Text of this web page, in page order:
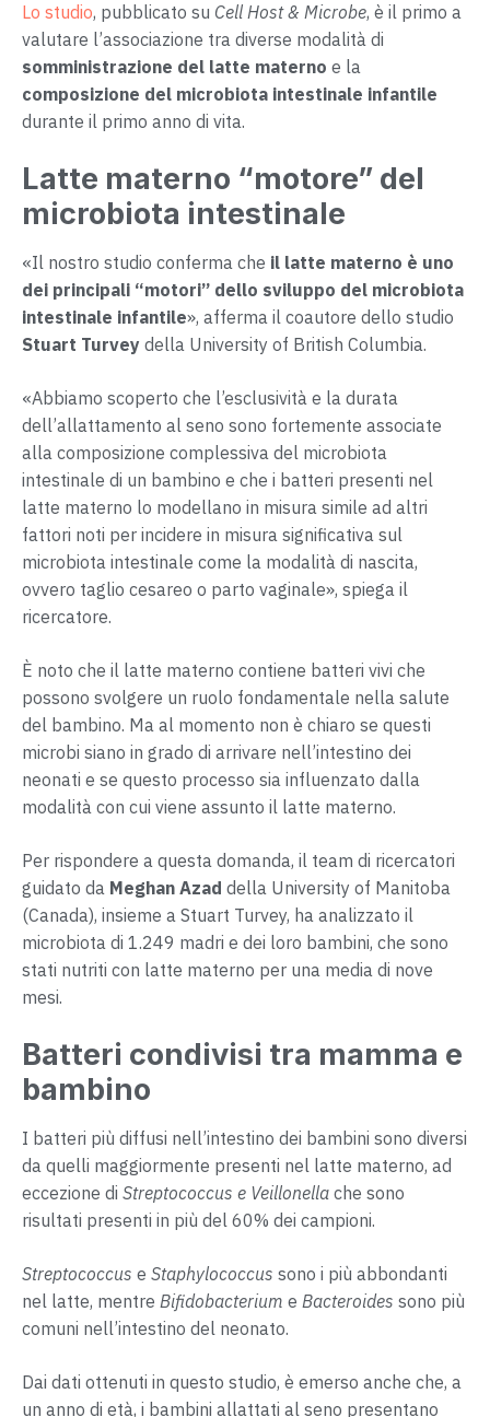
Lo studio, pubblicato su Cell Host & Microbe, è il primo a
valutare l’associazione tra diverse modalità di
somministrazione del latte materno e la
composizione del microbiota intestinale infantile
durante il primo anno di vita.
Latte materno “motore” del
microbiota intestinale
«Il nostro studio conferma che il latte materno è uno
dei principali “motori” dello sviluppo del microbiota
intestinale infantile», afferma il coautore dello studio
Stuart Turvey della University of British Columbia.
«Abbiamo scoperto che l’esclusività e la durata
dell’allattamento al seno sono fortemente associate
alla composizione complessiva del microbiota
intestinale di un bambino e che i batteri presenti nel
latte materno lo modellano in misura simile ad altri
fattori noti per incidere in misura significativa sul
microbiota intestinale come la modalità di nascita,
ovvero taglio cesareo o parto vaginale», spiega il
ricercatore.
È noto che il latte materno contiene batteri vivi che
possono svolgere un ruolo fondamentale nella salute
del bambino. Ma al momento non è chiaro se questi
microbi siano in grado di arrivare nell’intestino dei
neonati e se questo processo sia influenzato dalla
modalità con cui viene assunto il latte materno.
Per rispondere a questa domanda, il team di ricercatori
guidato da Meghan Azad della University of Manitoba
(Canada), insieme a Stuart Turvey, ha analizzato il
microbiota di 1.249 madri e dei loro bambini, che sono
stati nutriti con latte materno per una media di nove
mesi.
Batteri condivisi tra mamma e
bambino
I batteri più diffusi nell’intestino dei bambini sono diversi
da quelli maggiormente presenti nel latte materno, ad
eccezione di Streptococcus e Veillonella che sono
risultati presenti in più del 60% dei campioni.
Streptococcus e Staphylococcus sono i più abbondanti
nel latte, mentre Bifidobacterium e Bacteroides sono più
comuni nell’intestino del neonato.
Dai dati ottenuti in questo studio, è emerso anche che, a
un anno di età, i bambini allattati al seno presentano